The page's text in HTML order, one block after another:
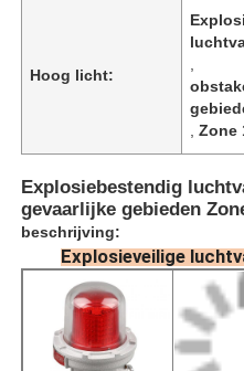
Hoog licht:
,Zone
Explosiebestendig
gevaarlijke gebieden
beschrijving:
Explosieveilige